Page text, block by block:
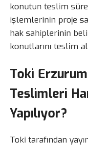
konutun teslim
işlemlerinin proje
hak sahiplerinin
konutlarını teslim
Toki
Teslimleri
Yapılıyor?
Toki tarafından